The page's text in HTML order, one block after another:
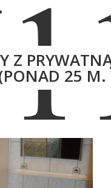
Z
25 M.